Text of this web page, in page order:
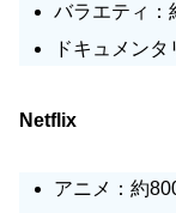
バラエティ：
ドキュメン
Netflix
アニメ：約